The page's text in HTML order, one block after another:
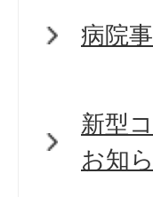
病院
新型
お知